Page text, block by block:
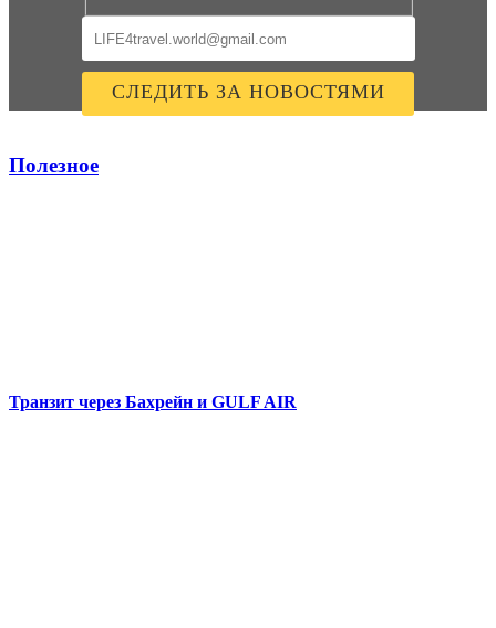
Полезное
Транзит через Бахрейн и GULF AIR